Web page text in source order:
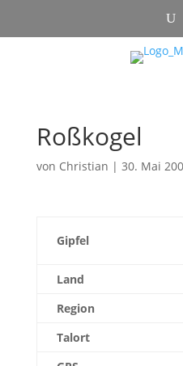
Roßkogel
von Christian | 30. Mai
Gipfel
Land
Region
Talort